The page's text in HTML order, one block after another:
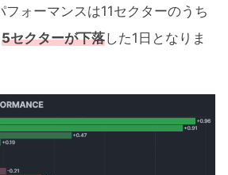
フォーマンスは11セクターのうち
5セクターが下落した1日となりま